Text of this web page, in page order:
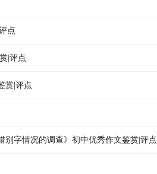
点
|评点
赏|评点
字情况的调查》初中优秀作文鉴赏|评点